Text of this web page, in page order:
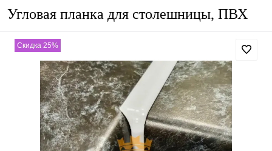
Угловая планка для столешницы, ПВХ
Скидка 25%